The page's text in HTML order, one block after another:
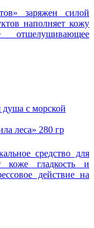
заряжен силой
наполняет кожу
отшелушивающее
леса» 280 гр
средство для
коже гладкость и
действие на